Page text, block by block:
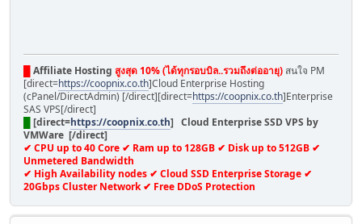
Affiliate Hosting สูงสุด 10% (ได้ทุกรอบบิล..รวมถึงต่ออายุ) สนใจ PM
[direct=https://coopnix.co.th]Cloud Enterprise Hosting
(cPanel/DirectAdmin) [/direct][direct=https://coopnix.co.th]Enterprise
SAS VPS[/direct]
[direct=https://coopnix.co.th] Cloud Enterprise SSD VPS by
VMWare [/direct]
✔ CPU up to 40 Core ✔ Ram up to 128GB ✔ Disk up to 512GB ✔
Unmetered Bandwidth
✔ High Availability nodes ✔ Cloud SSD Enterprise Storage ✔
20Gbps Cluster Network ✔ Free DDoS Protection